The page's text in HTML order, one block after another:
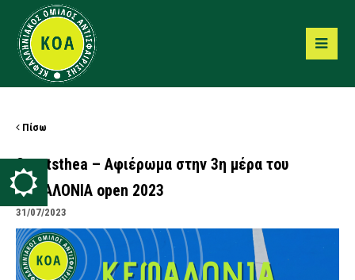
Πίσω
Sportsthea – Αφιέρωμα στην 3η μέρα του
ΚΕΦΑΛΟΝΙΑ open 2023
31/07/2023